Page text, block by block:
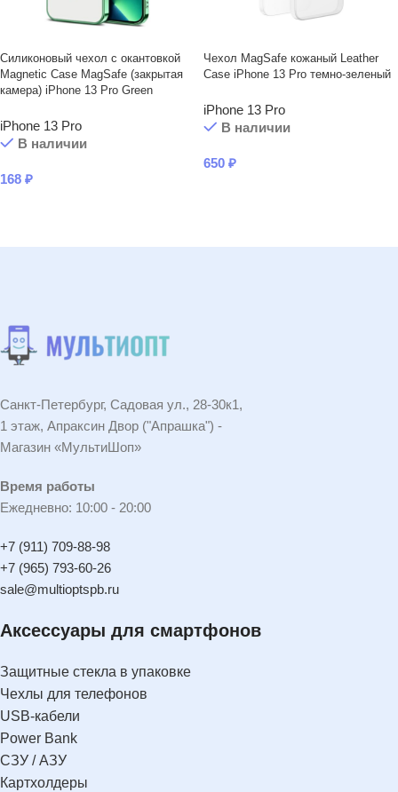
Силиконовый чехол с окантовкой
Magnetic Case MagSafe (закрытая
камера) iPhone 13 Pro Green
iPhone 13 Pro
В наличии
168 ₽
Чехол MagSafe кожаный Leather
Case iPhone 13 Prо темно-зеленый
iPhone 13 Pro
В наличии
650 ₽
Санкт-Петербург, Садовая ул., 28-30к1,
1 этаж, Апраксин Двор ("Апрашка") -
Магазин «МультиШоп»
Время работы
Ежедневно: 10:00 - 20:00
+7 (911) 709-88-98
+7 (965) 793-60-26
sale@multioptspb.ru
Аксессуары для смартфонов
Защитные стекла в упаковке
Чехлы для телефонов
USB-кабели
Power Bank
СЗУ / АЗУ
Картхолдеры